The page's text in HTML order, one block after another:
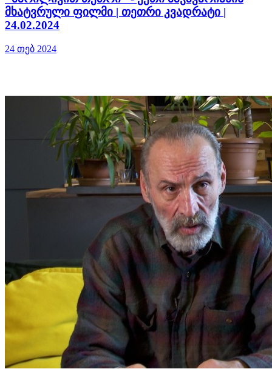
მხატვრული ფილმი | თეთრი კვადრატი |
24.02.2024
24 თებ 2024